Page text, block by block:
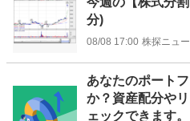
分)
08/08 17:00 株探ニュ
あなたのポート
か？資産配分や
ェックできます。